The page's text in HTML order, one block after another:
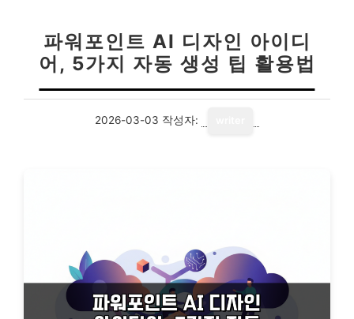
파워포인트 AI 디자인 아이디
어, 5가지 자동 생성 팁 활용법
2026-03-03 작성자: